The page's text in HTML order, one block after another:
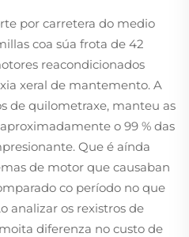
por carretera do medio
coa súa frota de 42
reacondicionados
xeral de mantemento. A
de quilometraxe, manteu as
o 99 % das
Que é aínda
de motor que causaban
co período no que
analizar os rexistros de
diferenza no custo de